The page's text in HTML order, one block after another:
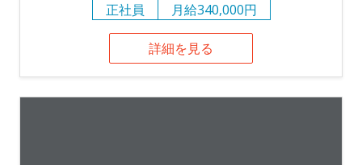
正社員
月給340,000円
詳細を見る